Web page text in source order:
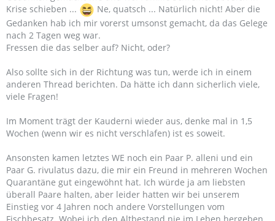
Krise schieben ...
Ne, quatsch ... Natürlich nicht! Aber die
Gedanken hab ich mir vorerst umsonst gemacht, da das Gelege
nach 2 Tagen weg war.
Fressen die das selber auf? Nicht, oder?
Also sollte sich in der Richtung was tun, werde ich in einem
anderen Thread berichten. Da hätte ich dann sicherlich viele,
viele Fragen!
Im Moment trägt der Kauderni wieder aus, denke mal in 1,5
Wochen (wenn wir es nicht verschlafen) ist es soweit.
Ansonsten kamen letztes WE noch ein Paar P. alleni und ein
Paar G. rivulatus dazu, die mir ein Freund in mehreren Wochen
Quarantäne gut eingewöhnt hat. Ich würde ja am liebsten
überall Paare halten, aber leider hatten wir bei unserem
Einstieg vor 4 Jahren noch andere Vorstellungen vom